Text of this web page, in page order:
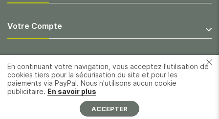
En continuant votre navigation, vous acceptez l'utilisation de
cookies tiers pour la sécurisation du site et pour les
paiements via PayPal. Nous n'utilisons aucun cookie
publicitaire. En savoir plus
ACCEPTER
Votre Compte